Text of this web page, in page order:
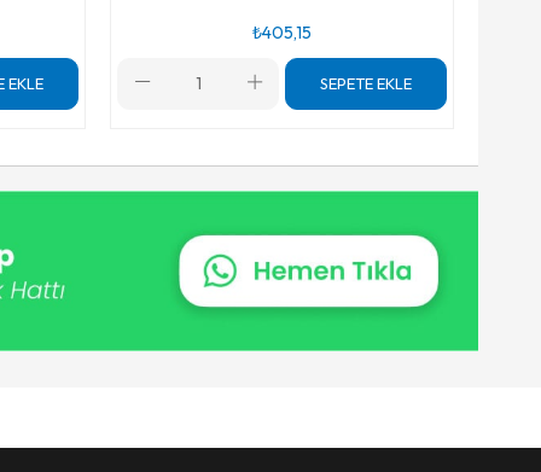
EKLE
₺405,15
SEPETE EKLE